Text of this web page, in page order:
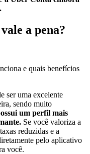
a pena?
e quais benefícios
ser uma excelente
sendo muito
um perfil mais
Se você valoriza a
reduzidas e a
pelo aplicativo
você.